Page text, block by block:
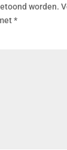
worden.
*